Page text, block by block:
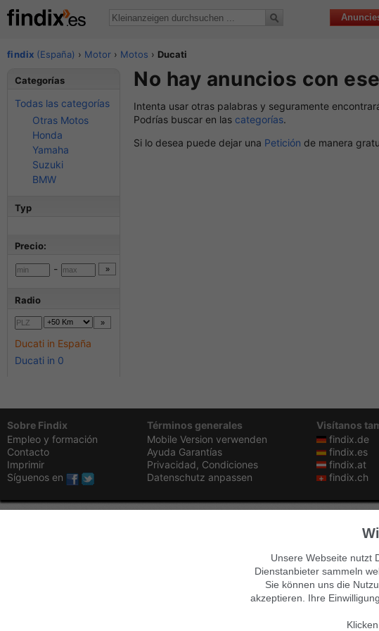
findix (España) › Motor › Motos › Ducati
No hay anuncios con
Intenta usar otras palabras y seguramente
Podrías buscar en las categorías.
Si lo desea puede dejar una Petición de manera
Categorías
Todas las categorías
Otras Motos
Honda
Yamaha
Suzuki
BMW
Typ
Precio:
-
Radio
Ducati in España
Ducati in 0
Sobre Findix
Empleo y formación
Contacto
Imprimir
Síguenos en
Términos generales
Mobile Version verwenden
Ayuda Garantías
Privacidad, Condiciones
Datenschutz anpassen
Visítanos
findix.de
findix.es
findix.at
findix.ch
Unsere Webseite nutzt
Dienstanbieter sammeln
Sie können uns die
akzeptieren. Ihre